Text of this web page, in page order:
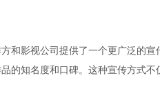
和影视公司提供了一个更广泛的
的知名度和口碑。这种宣传方式